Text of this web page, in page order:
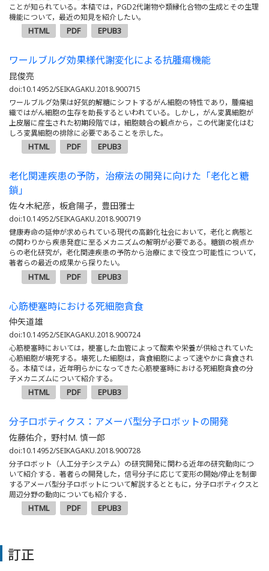
ことが知られている。本稿では，PGD2代謝物や類縁化合物の生成とその生理
機能について，最近の知見を紹介したい。
HTML PDF EPUB3
ワールブルグ効果様代謝変化による抗腫瘍機能
昆俊亮
doi:10.14952/SEIKAGAKU.2018.900715
ワールブルグ効果は好気的解糖にシフトするがん細胞の特性であり，腫瘍組
織ではがん細胞の生存を助長するといわれている。しかし，がん変異細胞が
上皮層に産生された初期段階では，細胞競合の観点から，この代謝変化はむ
しろ変異細胞の排除に必要であることを示した。
HTML PDF EPUB3
老化関連疾患の予防，治療法の開発に向けた「老化と糖
鎖」
佐々木紀彦，板倉陽子，豊田雅士
doi:10.14952/SEIKAGAKU.2018.900719
健康寿命の延伸が求められている現代の高齢化社会において，老化と病態と
の関わりから疾患発症に至るメカニズムの解明が必要である。糖鎖の視点か
らの老化研究が，老化関連疾患の予防から治療にまで役立つ可能性について，
著者らの最近の成果から探りたい。
HTML PDF EPUB3
心筋梗塞時における死細胞貪食
仲矢道雄
doi:10.14952/SEIKAGAKU.2018.900724
心筋梗塞時においては，梗塞した血管によって酸素や栄養が供給されていた
心筋細胞が壊死する。壊死した細胞は，貪食細胞によって速やかに貪食され
る。本稿では，近年明らかになってきた心筋梗塞時における死細胞貪食の分
子メカニズムについて紹介する。
HTML PDF EPUB3
分子ロボティクス：アメーバ型分子ロボットの開発
佐藤佑介，野村M. 慎一郎
doi:10.14952/SEIKAGAKU.2018.900728
分子ロボット（人工分子システム）の研究開発に関わる近年の研究動向につ
いて紹介する．著者らの開発した，信号分子に応じて変形の開始/停止を制御
するアメーバ型分子ロボットについて解説するとともに，分子ロボティクスと
周辺分野の動向についても紹介する．
HTML PDF EPUB3
訂正